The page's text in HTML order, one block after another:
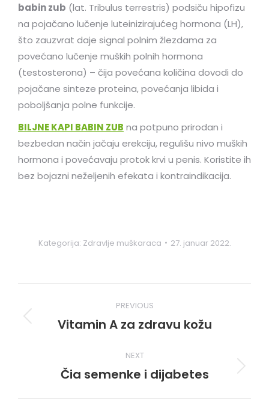
babin zub (lat. Tribulus terrestris) podsiču hipofizu
na pojačano lučenje luteinizirajućeg hormona (LH),
što zauzvrat daje signal polnim žlezdama za
povećano lučenje muških polnih hormona
(testosterona) – čija povećana količina dovodi do
pojačane sinteze proteina, povećanja libida i
poboljšanja polne funkcije.
BILJNE KAPI BABIN ZUB na potpuno prirodan i
bezbedan način jačaju erekciju, regulišu nivo muških
hormona i povećavaju protok krvi u penis. Koristite ih
bez bojazni neželjenih efekata i kontraindikacija.
Kategorija: Zdravlje muškaraca 27. januar 2022.
navigation
PREVIOUS
Previous
Vitamin A za zdravu kožu
NEXT
Next
Čia semenke i dijabetes